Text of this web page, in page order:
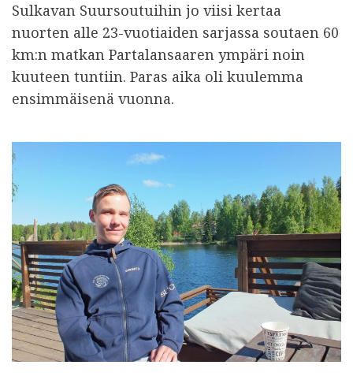
Sulkavan Suursoutuihin jo viisi kertaa
nuorten alle 23-vuotiaiden sarjassa soutaen 60
km:n matkan Partalansaaren ympäri noin
kuuteen tuntiin. Paras aika oli kuulemma
ensimmäisenä vuonna.